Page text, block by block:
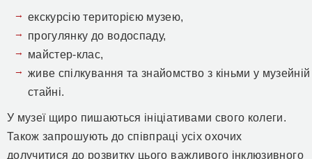
екскурсію територією музею,
прогулянку до водоспаду,
майстер-клас,
живе спілкування та знайомство з кіньми у музейній
стайні.
У музеї щиро пишаються ініціативами свого колеги.
Також запрошують до співпраці усіх охочих
долучитися до розвитку цього важливого інклюзивного